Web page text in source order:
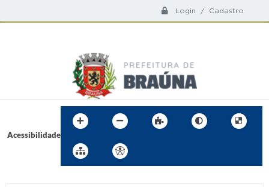
Login / Cadastro
Acessibilidade